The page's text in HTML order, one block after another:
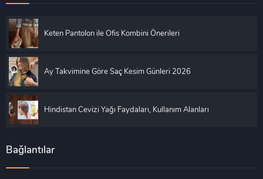
Keten Pantolon ile Ofis Kombini Önerileri
Ay Takvimine Göre Saç Kesim Günleri 2026
Hindistan Cevizi Yağı Faydaları, Kullanım Alanları
Bağlantılar